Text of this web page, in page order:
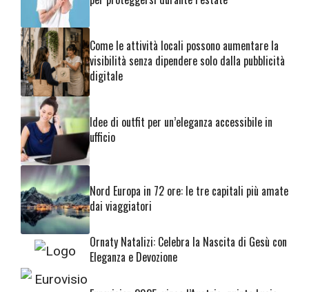
Come le attività locali possono aumentare la
visibilità senza dipendere solo dalla pubblicità
digitale
Idee di outfit per un’eleganza accessibile in
ufficio
Nord Europa in 72 ore: le tre capitali più amate
dai viaggiatori
Ornaty Natalizi: Celebra la Nascita di Gesù con
Eleganza e Devozione